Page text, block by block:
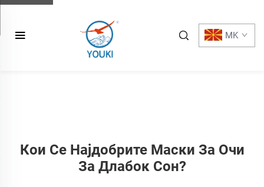
MK
Кои Се Најдобрите Маски За Очи
За Длабок Сон?